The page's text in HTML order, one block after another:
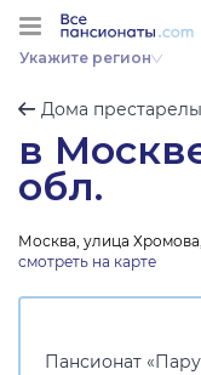
Укажите регион
Дома
в
обл.
Москва, улица
смотреть на карте
Пансионат